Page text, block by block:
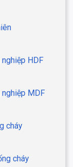
HDF
MDF
cháy
cháy